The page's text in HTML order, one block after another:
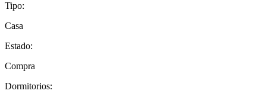
Tipo:
Casa
Estado:
Compra
Dormitorios: